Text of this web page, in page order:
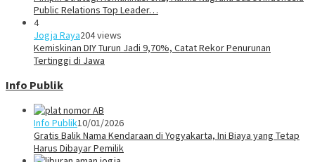
Public Relations Top Leader…
4
Jogja Raya204 views
Kemiskinan DIY Turun Jadi 9,70%, Catat Rekor Penurunan
Tertinggi di Jawa
Info Publik
Info Publik10/01/2026
Gratis Balik Nama Kendaraan di Yogyakarta, Ini Biaya yang Tetap
Harus Dibayar Pemilik